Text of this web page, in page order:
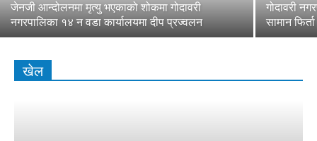
जेनजी आन्दोलनमा मृत्यु भएकाको शोकमा गोदावरी
नगरपालिका १४ न वडा कार्यालयमा दीप प्रज्वलन
गोदावरी
सामान
खेल